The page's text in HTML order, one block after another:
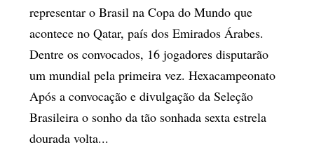
representar o Brasil na Copa do Mundo que
acontece no Qatar, país dos Emirados Árabes.
Dentre os convocados, 16 jogadores disputarão
um mundial pela primeira vez. Hexacampeonato
Após a convocação e divulgação da Seleção
Brasileira o sonho da tão sonhada sexta estrela
dourada volta...